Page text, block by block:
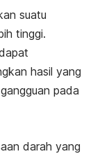
suatu
tinggi.
hasil yang
pada
darah yang